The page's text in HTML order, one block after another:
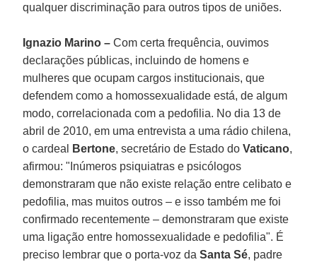
qualquer discriminação para outros tipos de uniões.
Ignazio Marino –Com certa frequência, ouvimos
declarações públicas, incluindo de homens e
mulheres que ocupam cargos institucionais, que
defendem como a homossexualidade está, de algum
modo, correlacionada com a pedofilia. No dia 13 de
abril de 2010, em uma entrevista a uma rádio chilena,
o cardeal
Bertone, secretário de Estado doVaticano,
afirmou: "Inúmeros psiquiatras e psicólogos
demonstraram que não existe relação entre celibato e
pedofilia, mas muitos outros – e isso também me foi
confirmado recentemente – demonstraram que existe
uma ligação entre homossexualidade e pedofilia". É
preciso lembrar que o porta-voz daSanta Sé, padre